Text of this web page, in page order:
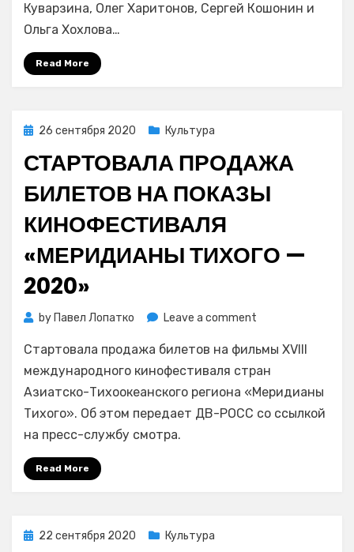
крае
Куварзина, Олег Харитонов, Сергей Кошонин и
Ольга Хохлова…
Read More
Posted
26 сентября 2020 Культура
СТАРТОВАЛА ПРОДАЖА
БИЛЕТОВ НА ПОКАЗЫ
КИНОФЕСТИВАЛЯ
«МЕРИДИАНЫ ТИХОГО —
2020»
by Павел Лопатко Leave a comment
продажа
билетов
на
кинофестиваля
Стартовала продажа билетов на фильмы XVIII
международного кинофестиваля стран
Азиатско-Тихоокеанского региона «Меридианы
Тихого». Об этом передает ДВ-РОСС со ссылкой
на пресс-службу смотра.
Read More
Posted
22 сентября 2020 Культура